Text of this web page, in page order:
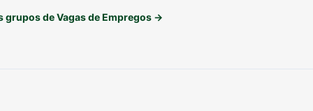
grupos de Vagas de Empregos →